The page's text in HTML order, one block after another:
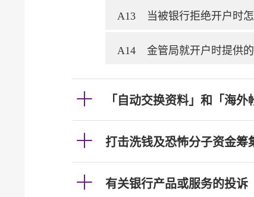
A13 当被银行拒绝开户时
A14 金管局就开户时提供
「自动交换资料」和「海外
打击洗钱及恐怖分子资金筹
有关银行产品或服务的投诉